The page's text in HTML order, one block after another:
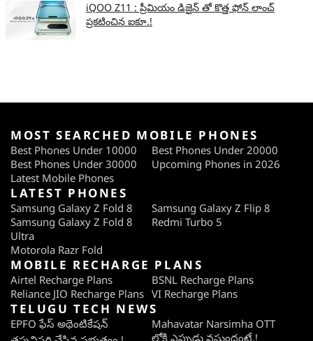
iQOO Z11 : ప్రీమియం డిజైన్ తో కొత్త ఫోన్ లాంచ్
ప్రకటించిన ఐకూ.!
MOST SEARCHED MOBILE PHONES
Best Phones Under 10000
Best Phones Under 20000
Best Phones Under 30000
Upcoming Phones in 2026
Latest Mobile Phones
LATEST PHONES
Samsung Galaxy Z Fold 8
Samsung Galaxy Z Flip 8
Samsung Galaxy Z Fold 8
Ultra
Redmi Turbo 5
Motorola Razr Fold
MOBILE RECHARGE PLANS
Airtel Recharge Plans
BSNL Recharge Plans
Reliance JIO Recharge Plans VI Recharge Plans
TELUGU TECH NEWS
EPFO ఫేస్ అథెంటికేషన్
Mahavatar Narsimha OTT
లోకి ఎప్పుడు వస్తుందంటే.!